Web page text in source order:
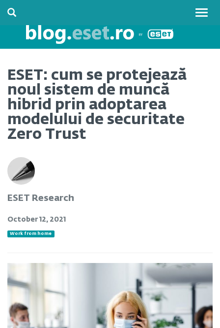
ESET: cum se protejează
noul sistem de muncă
hibrid prin adoptarea
modelului de securitate
Zero Trust
ESET Research
October 12, 2021
Work from home